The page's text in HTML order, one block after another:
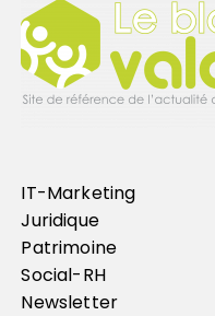
IT-Marketing
Juridique
Patrimoine
Social-RH
Newsletter